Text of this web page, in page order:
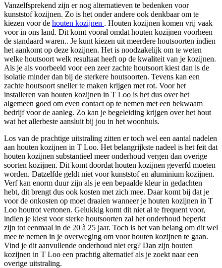
Vanzelfsprekend zijn er nog alternatieven te bedenken voor
kunststof kozijnen. Zo is het onder andere ook denkbaar om te
kiezen voor de houten kozijnen . Houten kozijnen komen vrij vaak
voor in ons land. Dit komt vooral omdat houten kozijnen voorheen
de standaard waren.. Je kunt kiezen uit meerdere houtsoorten indien
het aankomt op deze kozijnen. Het is noodzakelijk om te weten
welke houtsoort welk resultaat heeft op de kwaliteit van je kozijnen.
Als je als voorbeeld voor een zeer zachte houtsoort kiest dan is de
isolatie minder dan bij de sterkere houtsoorten. Tevens kan een
zachte houtsoort sneller te maken krijgen met rot. Voor het
installeren van houten kozijnen in T Loo is het dus over het
algemeen goed om even contact op te nemen met een bekwaam
bedrijf voor de aanleg. Zo kan je begeleiding krijgen over het hout
wat het allerbeste aansluit bij jou in het woonhuis.
Los van de prachtige uitstraling zitten er toch wel een aantal nadelen
aan houten kozijnen in T Loo. Het belangrijkste nadeel is het feit dat
houten kozijnen substantieel meer onderhoud vergen dan overige
soorten kozijnen. Dit komt doordat houten kozijnen geverfd moeten
worden. Datzelfde geldt niet voor kunststof en aluminium kozijnen.
Verf kan enorm duur zijn als je een bepaalde kleur in gedachten
hebt, dit brengt dus ook kosten met zich mee. Daar komt bij dat je
voor de onkosten op moet draaien wanneer je houten kozijnen in T
Loo houtrot vertonen. Gelukkig komt dit niet al te frequent voor,
indien je kiest voor sterke houtsoorten zal het onderhoud beperkt
zijn tot eenmaal in de 20 à 25 jaar. Toch is het van belang om dit wel
mee te nemen in je overweging om voor houten kozijnen te gaan.
Vind je dit aanvullende onderhoud niet erg? Dan zijn houten
kozijnen in T Loo een prachtig alternatief als je zoekt naar een
overige uitstraling.